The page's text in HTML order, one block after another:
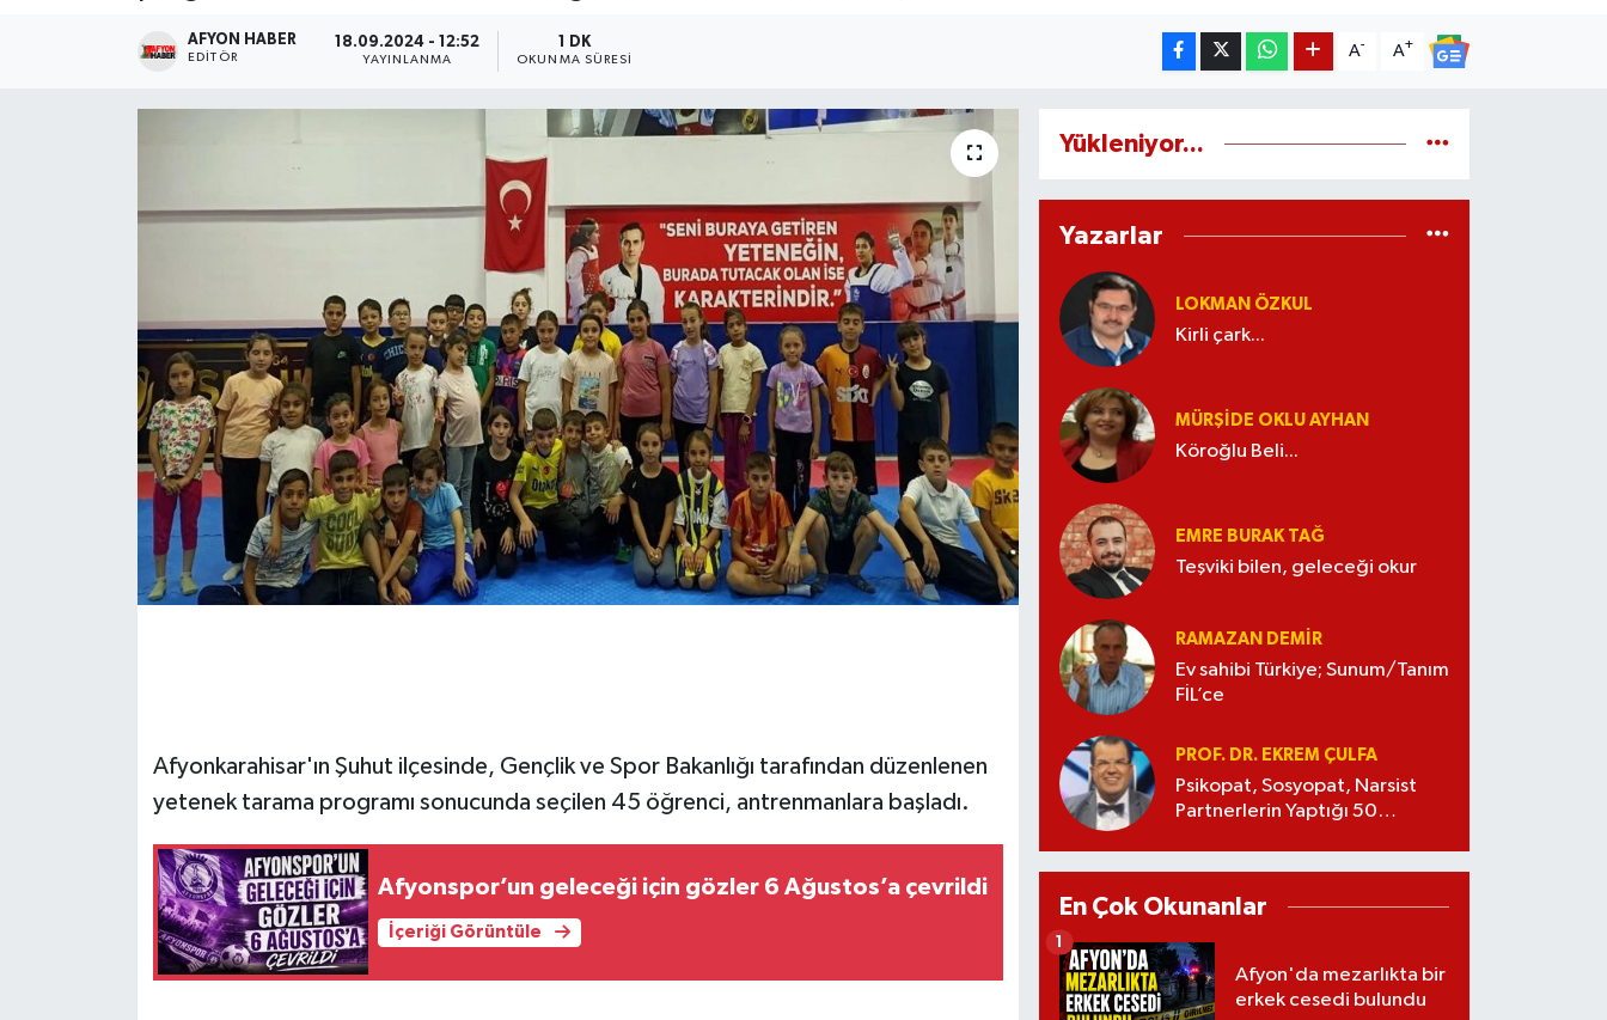
AFYON HABER
EDITÖR
18.09.2024 - 12:52
YAYINLANMA
1 DK
OKUNMA SÜRESI
A- A+
Afyonkarahisar'ın Şuhut ilçesinde, Gençlik ve Spor Bakanlığı tarafından düzenlenen
yetenek tarama programı sonucunda seçilen 45 öğrenci, antrenmanlara başladı.
Afyonspor’un geleceği için gözler 6 Ağustos’a çevrildi
İçeriği Görüntüle
Yükleniyor...
Yazarlar
LOKMAN ÖZKUL
Kirli çark...
MÜRŞIDE OKLU AYHAN
Köroğlu Beli...
EMRE BURAK TAĞ
Teşviki bilen, geleceği okur
RAMAZAN DEMİR
Ev sahibi Türkiye; Sunum/Tanım
FİL’ce
PROF. DR. EKREM ÇULFA
Psikopat, Sosyopat, Narsist
Partnerlerin Yaptığı 50
En Çok Okunanlar
Afyon'da mezarlıkta bir
erkek cesedi bulundu
1
Magazin